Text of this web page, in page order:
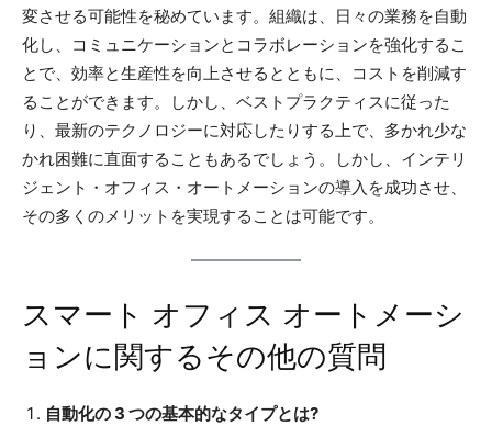
変させる可能性を秘めています。組織は、日々の業務を自動
化し、コミュニケーションとコラボレーションを強化するこ
とで、効率と生産性を向上させるとともに、コストを削減す
ることができます。しかし、ベストプラクティスに従った
り、最新のテクノロジーに対応したりする上で、多かれ少な
かれ困難に直面することもあるでしょう。しかし、インテリ
ジェント・オフィス・オートメーションの導入を成功させ、
その多くのメリットを実現することは可能です。
スマート オフィス オートメーシ
ョンに関するその他の質問
自動化の 3 つの基本的なタイプとは?